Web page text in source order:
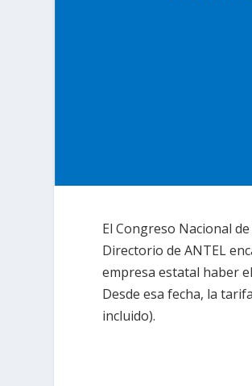
El Congreso Nacional
Directorio de ANTEL
empresa estatal haber
Desde esa fecha, la
incluido).